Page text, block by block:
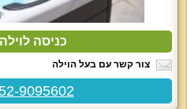
כניסה
צור קשר עם בעל הוילה
052-9095602 -